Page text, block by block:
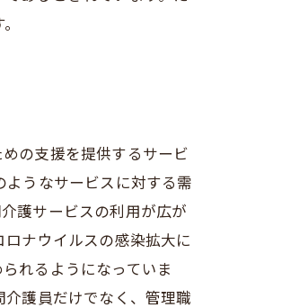
の支援を提供するサービ
ようなサービスに対する需
護サービスの利用が広が
ナウイルスの感染拡大に
れるようになっていま
護員だけでなく、管理職